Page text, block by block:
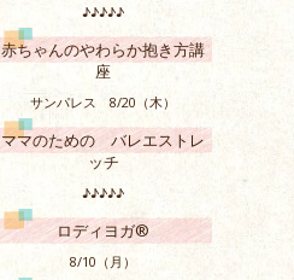
♪♪♪♪♪
赤ちゃんのやわらか抱き方講
座
サンパレス 8/20（木）
ママのための バレエストレ
ッチ
♪♪♪♪♪
ロディヨガ®
8/10（月）